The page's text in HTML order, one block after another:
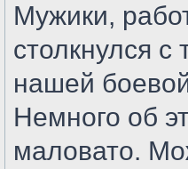
Мужики,
столкнулся
нашей
Немного об
маловато.